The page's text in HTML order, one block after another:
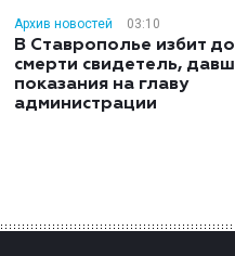
Архив новостей 03:10
В Ставрополье избит до
смерти свидетель,
показания на главу
администрации